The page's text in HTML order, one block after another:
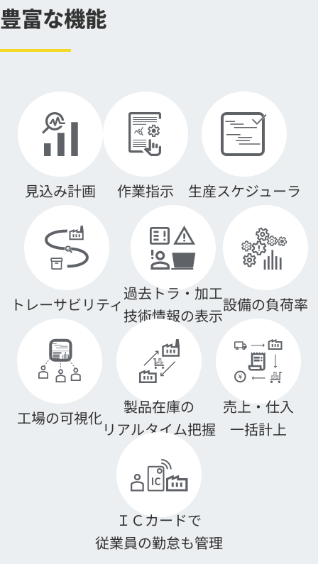
豊富な機能
見込み計画 作業指示 生産スケジューラ
トレーサビリティ
過去トラ・加工
技術情報の表示
設備の負荷率
工場の可視化
製品在庫の
リアルタイム把握
売上・仕入
一括計上
ＩＣカードで
従業員の勤怠も管理